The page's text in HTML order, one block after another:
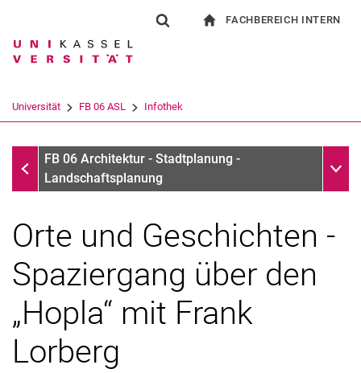
Springe direkt zu: Inhalt
Springe direkt zu: Suche
Springe direkt zu:
Suchbegriff
Suchen (öffnet externen Link in einem
FACHBEREICH INTERN
Universität FB 06 ASL Infothek
InfothekFB 06 Architektur - Stadtplanung -
Landschaftsplanung
Orte und Geschichten -
Spaziergang über den
„Hopla“ mit Frank
Lorberg